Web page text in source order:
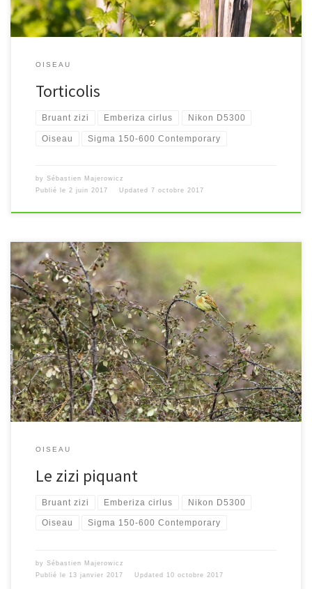
OISEAU
Torticolis
Bruant zizi Emberiza cirlus Nikon D5300
Oiseau Sigma 150-600 Contemporary
by Sébastien Majerowicz
Publié le 2 juin 2017 Updated 7 octobre 2017
[…]
OISEAU
Le zizi piquant
Bruant zizi Emberiza cirlus Nikon D5300
Oiseau Sigma 150-600 Contemporary
by Sébastien Majerowicz
Publié le 13 janvier 2017 Updated 10 octobre 2017